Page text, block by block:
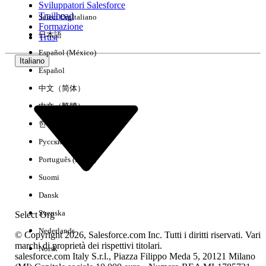
Esperienza
Nessun risultato
Sviluppatori Salesforce
Trailhead
Formazione
Trust
Italiano
Select Org
Select OrgItaliano
日本語
Español (México)
Español
中文（简体）
中文（繁體）
한국어
Русский
Português (Brasil)
Suomi
Dansk
Svenska
Nederlands
Norsk
© Copyright 2026, Salesforce.com Inc. Tutti i diritti riservati. Vari
marchi di proprietà dei rispettivi titolari.
salesforce.com Italy S.r.l., Piazza Filippo Meda 5, 20121 Milano